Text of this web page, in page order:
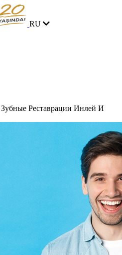
RU
Зубные Реставрации Инлей И